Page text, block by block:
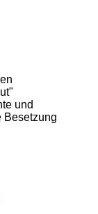
und
Besetzung